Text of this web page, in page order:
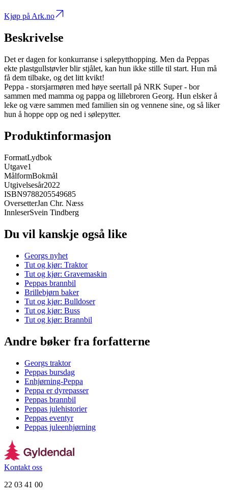
Kjøp på Ark.no
Beskrivelse
Det er dagen for konkurranse i sølepytthopping. Men da Peppas
ekte plastgullstøvler blir stjålet, kan hun ikke stille til start. Hun må
få dem tilbake, og det litt kvikt!
Peppa - storsjarmøren med høye seertall på NRK Super - bor
sammen med mamma og pappa og lillebroren Georg. Hun elsker å
leke og være sammen med familien sin og vennene sine, og så liker
hun å hoppe opp og ned i sølepytter.
Produktinformasjon
FormatLydbok
Utgave1
MålformBokmål
Utgivelsesår2022
ISBN9788205549685
OversetterJan Chr. Næss
InnleserSvein Tindberg
Du vil kanskje også like
Georgs nyhet
Tut og kjør: Traktor
Tut og kjør: Gravemaskin
Peppas brannbil
Brillebjørn baker
Tut og kjør: Bulldoser
Tut og kjør: Buss
Tut og kjør: Brannbil
Andre bøker fra forfatterne
Georgs traktor
Peppas bursdag
Enhjørning-Peppa
Peppa er dyrepasser
Peppas brannbil
Peppas julehistorier
Peppas eventyr
Peppas juleenhjørning
Kontakt oss
22 03 41 00